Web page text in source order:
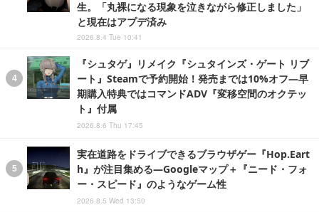
生。「丸裸になる現象を泣きながら修正しました」
と現在はアプデ済み
2026.8.4 Tue 10:41
『シュタゲ』リメイク『シュタインズ・ゲート リブ
ート』Steamで予約開始！発売までは10%オフ―早
期購入特典ではコマンドADV『変移空間のオクテッ
ト』付属
2026.8.6 Thu 17:45
実在道路をドライブできるブラウザゲー『Hop.Eart
h』が注目集める―Googleマップ＋『ニード・フォ
ー・スピード』のようなゲーム性
2026.8.5 Wed 13:50